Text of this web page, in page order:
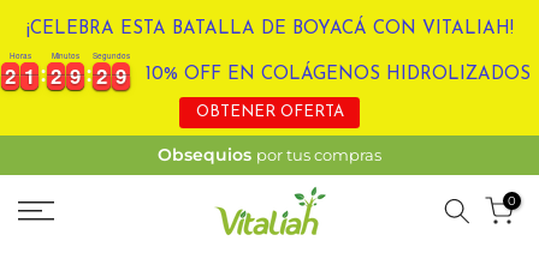
Ir
al
contenido
¡CELEBRA ESTA BATALLA DE BOYACÁ CON VITALIAH!
2
2
2
2 1
1
1
1
Horas
2
2
2
2 9
9
9
9
Minutos
2
2
3 9
9
0
Segundos
10% OFF EN COLÁGENOS HIDROLIZADOS
OBTENER OFERTA
Obsequios por tus compras
0